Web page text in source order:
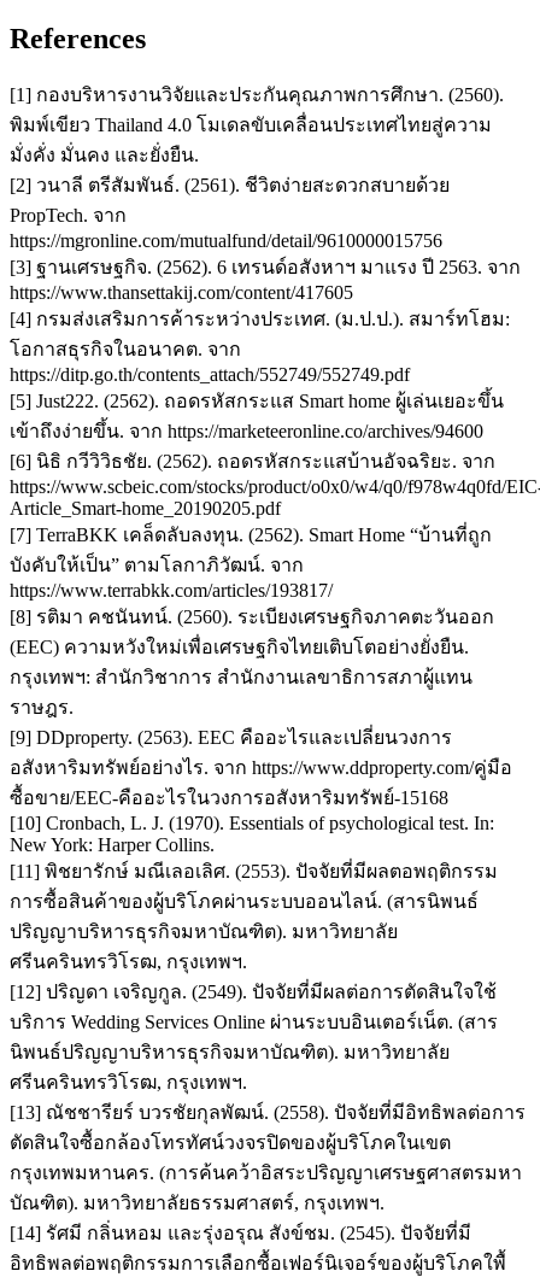
References
[1] กองบริหารงานวิจัยและประกันคุณภาพการศึกษา. (2560).
พิมพ์เขียว Thailand 4.0 โมเดลขับเคลื่อนประเทศไทยสู่ความ
มั่งคั่ง มั่นคง และยั่งยืน.
[2] วนาลี ตรีสัมพันธ์. (2561). ชีวิตง่ายสะดวกสบายด้วย
PropTech. จาก
https://mgronline.com/mutualfund/detail/9610000015756
[3] ฐานเศรษฐกิจ. (2562). 6 เทรนด์อสังหาฯ มาแรง ปี 2563. จาก
https://www.thansettakij.com/content/417605
[4] กรมส่งเสริมการค้าระหว่างประเทศ. (ม.ป.ป.). สมาร์ทโฮม:
โอกาสธุรกิจในอนาคต. จาก
https://ditp.go.th/contents_attach/552749/552749.pdf
[5] Just222. (2562). ถอดรหัสกระแส Smart home ผู้เล่นเยอะขึ้น
เข้าถึงง่ายขึ้น. จาก https://marketeeronline.co/archives/94600
[6] นิธิ กวีวิวิธชัย. (2562). ถอดรหัสกระแสบ้านอัจฉริยะ. จาก
https://www.scbeic.com/stocks/product/o0x0/w4/q0/f978w4q0fd/
Article_Smart-home_20190205.pdf
[7] TerraBKK เคล็ดลับลงทุน. (2562). Smart Home “บ้านที่ถูก
บังคับให้เป็น” ตามโลกาภิวัฒน์. จาก
https://www.terrabkk.com/articles/193817/
[8] รติมา คชนันทน์. (2560). ระเบียงเศรษฐกิจภาคตะวันออก
(EEC) ความหวังใหม่เพื่อเศรษฐกิจไทยเติบโตอย่างยั่งยืน.
กรุงเทพฯ: สำนักวิชาการ สำนักงานเลขาธิการสภาผู้แทน
ราษฎร.
[9] DDproperty. (2563). EEC คืออะไรและเปลี่ยนวงการ
อสังหาริมทรัพย์อย่างไร. จาก https://www.ddproperty.com/คู่มือ
ซื้อขาย/EEC-คืออะไรในวงการอสังหาริมทรัพย์-15168
[10] Cronbach, L. J. (1970). Essentials of psychological test. In:
New York: Harper Collins.
[11] พิชยารักษ์ มณีเลอเลิศ. (2553). ปัจจัยที่มีผลตอพฤติกรรม
การซื้อสินค้าของผู้บริโภคผ่านระบบออนไลน์. (สารนิพนธ์
ปริญญาบริหารธุรกิจมหาบัณฑิต). มหาวิทยาลัย
ศรีนครินทรวิโรฒ, กรุงเทพฯ.
[12] ปริญดา เจริญกูล. (2549). ปัจจัยที่มีผลต่อการตัดสินใจใช้
บริการ Wedding Services Online ผ่านระบบอินเตอร์เน็ต. (สาร
นิพนธ์ปริญญาบริหารธุรกิจมหาบัณฑิต). มหาวิทยาลัย
ศรีนครินทรวิโรฒ, กรุงเทพฯ.
[13] ณัชชารียร์ บวรชัยกุลพัฒน์. (2558). ปัจจัยที่มีอิทธิพลต่อการ
ตัดสินใจซื้อกล้องโทรทัศน์วงจรปิดของผู้บริโภคในเขต
กรุงเทพมหานคร. (การค้นคว้าอิสระปริญญาเศรษฐศาสตรมหา
บัณฑิต). มหาวิทยาลัยธรรมศาสตร์, กรุงเทพฯ.
[14] รัศมี กลิ่นหอม และรุ่งอรุณ สังข์ชม. (2545). ปัจจัยที่มี
อิทธิพลต่อพฤติกรรมการเลือกซื้อเฟอร์นิเจอร์ของผู้บริโภคใพื้